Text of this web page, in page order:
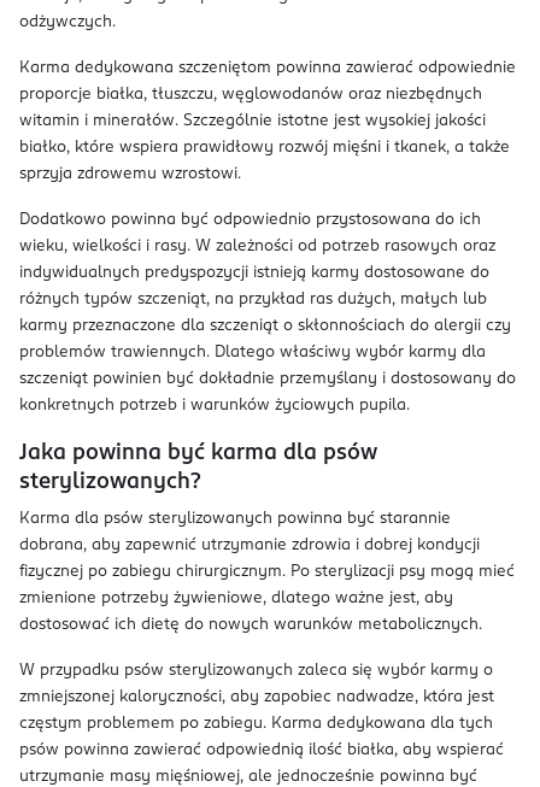
odżywczych.
Karma dedykowana szczeniętom powinna zawierać odpowiednie
proporcje białka, tłuszczu, węglowodanów oraz niezbędnych
witamin i minerałów. Szczególnie istotne jest wysokiej jakości
białko, które wspiera prawidłowy rozwój mięśni i tkanek, a także
sprzyja zdrowemu wzrostowi.
Dodatkowo powinna być odpowiednio przystosowana do ich
wieku, wielkości i rasy. W zależności od potrzeb rasowych oraz
indywidualnych predyspozycji istnieją karmy dostosowane do
różnych typów szczeniąt, na przykład ras dużych, małych lub
karmy przeznaczone dla szczeniąt o skłonnościach do alergii czy
problemów trawiennych. Dlatego właściwy wybór karmy dla
szczeniąt powinien być dokładnie przemyślany i dostosowany do
konkretnych potrzeb i warunków życiowych pupila.
Jaka powinna być karma dla psów
sterylizowanych?
Karma dla psów sterylizowanych powinna być starannie
dobrana, aby zapewnić utrzymanie zdrowia i dobrej kondycji
fizycznej po zabiegu chirurgicznym. Po sterylizacji psy mogą mieć
zmienione potrzeby żywieniowe, dlatego ważne jest, aby
dostosować ich dietę do nowych warunków metabolicznych.
W przypadku psów sterylizowanych zaleca się wybór karmy o
zmniejszonej kaloryczności, aby zapobiec nadwadze, która jest
częstym problemem po zabiegu. Karma dedykowana dla tych
psów powinna zawierać odpowiednią ilość białka, aby wspierać
utrzymanie masy mięśniowej, ale jednocześnie powinna być